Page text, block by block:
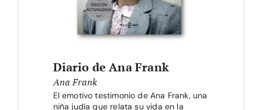
Diario de Ana Frank
Ana Frank
El emotivo testimonio de Ana Frank, una
niña judía que relata su vida en la